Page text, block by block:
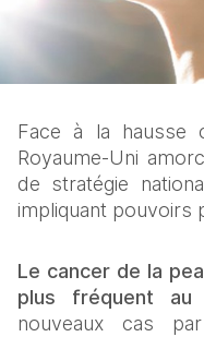
Face à la hausse
Royaume‑Uni
de stratégie
impliquant pouvoirs
Le cancer de la
plus fréquent au
nouveaux cas